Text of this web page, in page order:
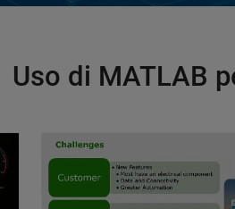
Uso di MATLAB
Based applicato a un
Sviluppo verticale di